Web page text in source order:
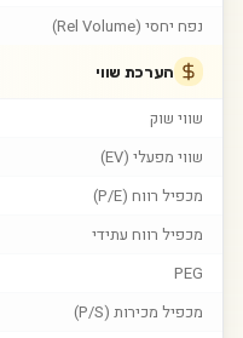
נפח יחסי (Rel Volume)
הערכת שווי
שווי שוק
שווי מפעלי (EV)
מכפיל רווח (P/E)
מכפיל רווח עתידי
PEG
מכפיל מכירות (P/S)